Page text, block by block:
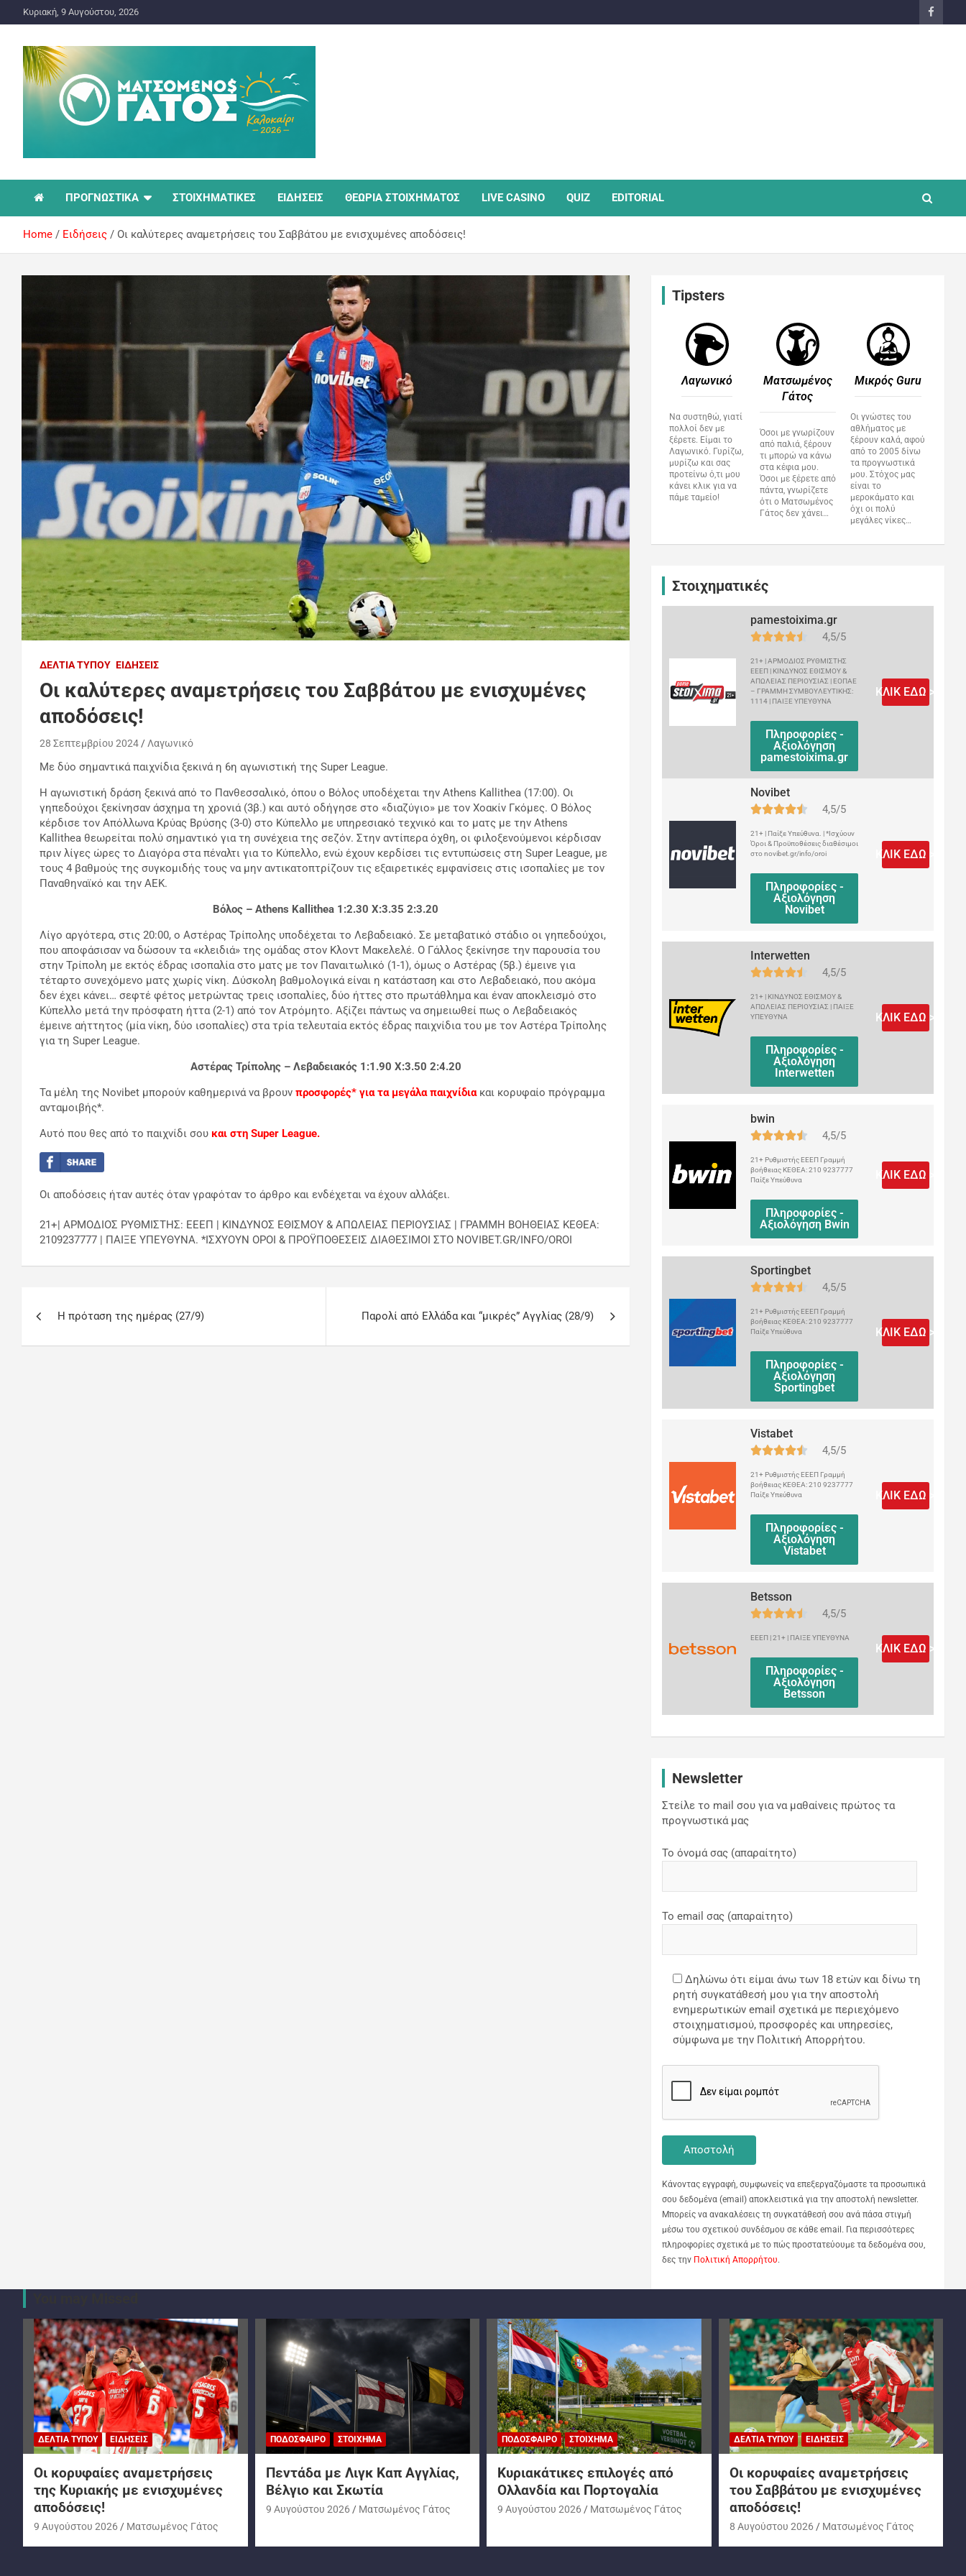
Κυριακή, 9 Αυγούστου, 2026
Ματσωμένος Γάτος –
Όλα για το Στοίχημα
ΠΡΟΓΝΩΣΤΙΚΑ ΣΤΟΙΧΗΜΑΤΙΚΕΣ ΕΙΔΗΣΕΙΣ ΘΕΩΡΙΑ ΣΤΟΙΧΗΜΑΤΟΣ LIVE CASINO QUIZ EDITORIAL
Home Ειδήσεις Οι καλύτερες αναμετρήσεις του Σαββάτου με ενισχυμένες αποδόσεις!
ΔΕΛΤΊΑ ΤΎΠΟΥ ΕΙΔΉΣΕΙΣ
Οι καλύτερες αναμετρήσεις του Σαββάτου με ενισχυμένες
αποδόσεις!
28 Σεπτεμβρίου 2024 Λαγωνικό
Με δύο σημαντικά παιχνίδια ξεκινά η 6η αγωνιστική της Super League.
Η αγωνιστική δράση ξεκινά από το Πανθεσσαλικό, όπου ο Βόλος υποδέχεται την Athens Kallithea (17:00). Οι
γηπεδούχοι ξεκίνησαν άσχημα τη χρονιά (3β.) και αυτό οδήγησε στο «διαζύγιο» με τον Χοακίν Γκόμες. Ο Βόλος
κέρδισε τον Απόλλωνα Κρύας Βρύσης (3-0) στο Κύπελλο με υπηρεσιακό τεχνικό και το ματς με την Athens
Kallithea θεωρείται πολύ σημαντικό για τη συνέχεια της σεζόν. Στην αντίπερα όχθη, οι φιλοξενούμενοι κέρδισαν
πριν λίγες ώρες το Διαγόρα στα πέναλτι για το Κύπελλο, ενώ έχουν κερδίσει τις εντυπώσεις στη Super League, με
τους 4 βαθμούς της συγκομιδής τους να μην αντικατοπτρίζουν τις εξαιρετικές εμφανίσεις στις ισοπαλίες με τον
Παναθηναϊκό και την ΑΕΚ.
Βόλος – Athens Kallithea 1:2.30 Χ:3.35 2:3.20
Λίγο αργότερα, στις 20:00, ο Αστέρας Τρίπολης υποδέχεται το Λεβαδειακό. Σε μεταβατικό στάδιο οι γηπεδούχοι,
που αποφάσισαν να δώσουν τα «κλειδιά» της ομάδας στον Κλοντ Μακελελέ. Ο Γάλλος ξεκίνησε την παρουσία του
στην Τρίπολη με εκτός έδρας ισοπαλία στο ματς με τον Παναιτωλικό (1-1), όμως ο Αστέρας (5β.) έμεινε για
τέταρτο συνεχόμενο ματς χωρίς νίκη. Δύσκολη βαθμολογικά είναι η κατάσταση και στο Λεβαδειακό, που ακόμα
δεν έχει κάνει… σεφτέ φέτος μετρώντας τρεις ισοπαλίες, δύο ήττες στο πρωτάθλημα και έναν αποκλεισμό στο
Κύπελλο μετά την πρόσφατη ήττα (2-1) από τον Ατρόμητο. Αξίζει πάντως να σημειωθεί πως ο Λεβαδειακός
έμεινε αήττητος (μία νίκη, δύο ισοπαλίες) στα τρία τελευταία εκτός έδρας παιχνίδια του με τον Αστέρα Τρίπολης
για τη Super League.
Αστέρας Τρίπολης – Λεβαδειακός 1:1.90 Χ:3.50 2:4.20
Τα μέλη της Novibet μπορούν καθημερινά να βρουν προσφορές* για τα μεγάλα παιχνίδια και κορυφαίο πρόγραμμα
ανταμοιβής*.
Αυτό που θες από το παιχνίδι σου και στη Super League.
Οι αποδόσεις ήταν αυτές όταν γραφόταν το άρθρο και ενδέχεται να έχουν αλλάξει.
21+| ΑΡΜΟΔΙΟΣ ΡΥΘΜΙΣΤΗΣ: ΕΕΕΠ | ΚΙΝΔΥΝΟΣ ΕΘΙΣΜΟΥ & ΑΠΩΛΕΙΑΣ ΠΕΡΙΟΥΣΙΑΣ | ΓΡΑΜΜΗ ΒΟΗΘΕΙΑΣ ΚΕΘΕΑ:
2109237777 | ΠΑΙΞΕ ΥΠΕΥΘΥΝΑ. *ΙΣΧΥΟΥΝ ΟΡΟΙ & ΠΡΟΫΠΟΘΕΣΕΙΣ ΔΙΑΘΕΣΙΜΟΙ ΣΤΟ NOVIBET.GR/INFO/OROI
Η πρόταση της ημέρας (27/9) Παρολί από Ελλάδα και “μικρές” Αγγλίας (28/9)
Tipsters
Λαγωνικό
Να συστηθώ, γιατί
πολλοί δεν με
ξέρετε. Είμαι το
Λαγωνικό. Γυρίζω,
μυρίζω και σας
προτείνω ό,τι μου
κάνει κλικ για να
πάμε ταμείο!
Ματσωμένος
Γάτος​
Όσοι με γνωρίζουν
από παλιά, ξέρουν
τι μπορώ να κάνω
στα κέφια μου.
Όσοι με ξέρετε από
πάντα, γνωρίζετε
ότι ο Ματσωμένος
Γάτος δεν χάνει…
Μικρός Guru​
Οι γνώστες του
αθλήματος με
ξέρουν καλά, αφού
από το 2005 δίνω
τα προγνωστικά
μου. Στόχος μας
είναι το
μεροκάματο και
όχι οι πολύ
μεγάλες νίκες…
Στοιχηματικές
pamestoixima.gr
4,5/5
21+ | ΑΡΜΟΔΙΟΣ ΡΥΘΜΙΣΤΗΣ
ΕΕΕΠ | ΚΙΝΔΥΝΟΣ ΕΘΙΣΜΟΥ &
ΑΠΩΛΕΙΑΣ ΠΕΡΙΟΥΣΙΑΣ | ΕΟΠΑΕ
– ΓΡΑΜΜΗ ΣΥΜΒΟΥΛΕΥΤΙΚΗΣ:
1114 | ΠΑΙΞΕ ΥΠΕΥΘΥΝΑ
Πληροφορίες -
Αξιολόγηση
pamestoixima.gr
ΚΛΙΚ ΕΔΩ >
Novibet
4,5/5
21+ | Παίξε Υπεύθυνα. | *Ισχύουν
Όροι & Προϋποθέσεις διαθέσιμοι
στο novibet.gr/info/oroi
Πληροφορίες -
Αξιολόγηση
Novibet
ΚΛΙΚ ΕΔΩ >
Interwetten
4,5/5
21+ | ΚΙΝΔΥΝΟΣ ΕΘΙΣΜΟΥ &
ΑΠΩΛΕΙΑΣ ΠΕΡΙΟΥΣΙΑΣ | ΠΑΙΞΕ
ΥΠΕΥΘΥΝΑ
Πληροφορίες -
Αξιολόγηση
Interwetten
ΚΛΙΚ ΕΔΩ >
bwin
4,5/5
21+ Ρυθμιστής ΕΕΕΠ Γραμμή
βοήθειας ΚΕΘΕΑ: 210 9237777
Παίξε Υπεύθυνα
Πληροφορίες -
Αξιολόγηση Bwin
ΚΛΙΚ ΕΔΩ >
Sportingbet
4,5/5
21+ Ρυθμιστής ΕΕΕΠ Γραμμή
βοήθειας ΚΕΘΕΑ: 210 9237777
Παίξε Υπεύθυνα
Πληροφορίες -
Αξιολόγηση
Sportingbet
ΚΛΙΚ ΕΔΩ >
Vistabet
4,5/5
21+ Ρυθμιστής ΕΕΕΠ Γραμμή
βοήθειας ΚΕΘΕΑ: 210 9237777
Παίξε Υπεύθυνα
Πληροφορίες -
Αξιολόγηση
Vistabet
ΚΛΙΚ ΕΔΩ >
Betsson
4,5/5
ΕΕΕΠ | 21+ | ΠΑΙΞΕ ΥΠΕΥΘΥΝΑ
Πληροφορίες -
Αξιολόγηση
Betsson
ΚΛΙΚ ΕΔΩ >
Newsletter
Στείλε το mail σου για να μαθαίνεις πρώτος τα
προγνωστικά μας
Το όνομά σας (απαραίτητο)
Το email σας (απαραίτητο)
Δηλώνω ότι είμαι άνω των 18 ετών και δίνω τη
ρητή συγκατάθεσή μου για την αποστολή
ενημερωτικών email σχετικά με περιεχόμενο
στοιχηματισμού, προσφορές και υπηρεσίες,
σύμφωνα με την Πολιτική Απορρήτου.
Κάνοντας εγγραφή, συμφωνείς να επεξεργαζόμαστε τα προσωπικά
σου δεδομένα (email) αποκλειστικά για την αποστολή newsletter.
Μπορείς να ανακαλέσεις τη συγκατάθεσή σου ανά πάσα στιγμή
μέσω του σχετικού συνδέσμου σε κάθε email. Για περισσότερες
πληροφορίες σχετικά με το πώς προστατεύουμε τα δεδομένα σου,
δες την Πολιτική Απορρήτου.
ΔΕΛΤΊΑ ΤΎΠΟΥ ΕΙΔΉΣΕΙΣ
Oι κορυφαίες αναμετρήσεις
της Κυριακής με ενισχυμένες
αποδόσεις!
9 Αυγούστου 2026 Ματσωμένος Γάτος
ΠΟΔΌΣΦΑΙΡΟ ΣΤΟΊΧΗΜΑ
Πεντάδα με Λιγκ Καπ Αγγλίας,
Βέλγιο και Σκωτία
9 Αυγούστου 2026 Ματσωμένος Γάτος
ΠΟΔΌΣΦΑΙΡΟ ΣΤΟΊΧΗΜΑ
Kυριακάτικες επιλογές από
Ολλανδία και Πορτογαλία
9 Αυγούστου 2026 Ματσωμένος Γάτος
ΔΕΛΤΊΑ ΤΎΠΟΥ ΕΙΔΉΣΕΙΣ
Oι κορυφαίες αναμετρήσεις
του Σαββάτου με ενισχυμένες
αποδόσεις!
8 Αυγούστου 2026 Ματσωμένος Γάτος